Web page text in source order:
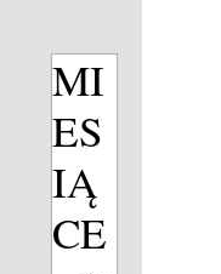
MI
ES
IĄ
CE